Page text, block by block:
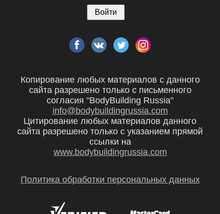
Копирование любых материалов с данного
сайта разрешено только с письменного
согласия "BodyBuilding Russia"
info@bodybuildingrussia.com
Цитирование любых материалов данного
сайта разрешено только с указанием прямой
ссылки на
www.bodybuildingrussia.com
Политика обработки персональных данных